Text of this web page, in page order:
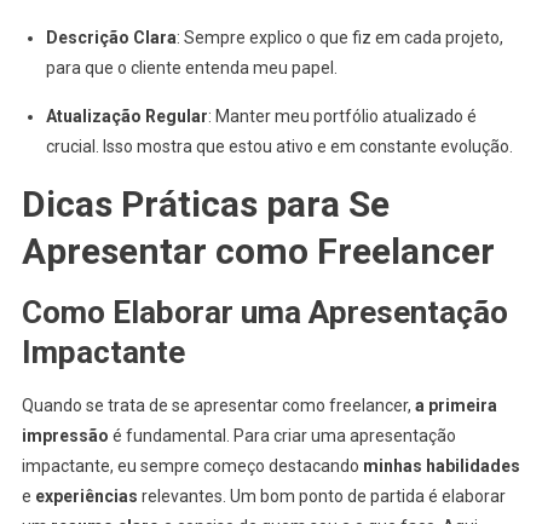
Descrição Clara: Sempre explico o que fiz em cada projeto,
para que o cliente entenda meu papel.
Atualização Regular: Manter meu portfólio atualizado é
crucial. Isso mostra que estou ativo e em constante evolução.
Dicas Práticas para Se
Apresentar como Freelancer
Como Elaborar uma Apresentação
Impactante
Quando se trata de se apresentar como freelancer, a primeira
impressão é fundamental. Para criar uma apresentação
impactante, eu sempre começo destacando minhas habilidades
e experiências relevantes. Um bom ponto de partida é elaborar